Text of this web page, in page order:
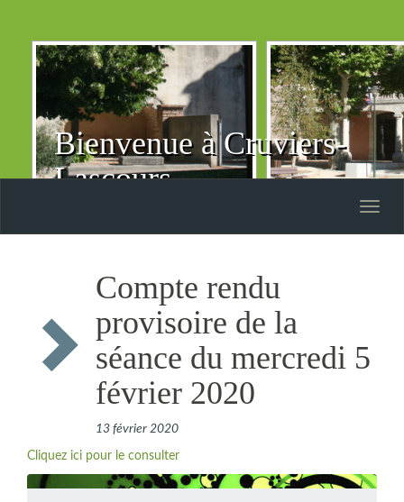
Bienvenue à Cruviers-
Lascours
Toggle
Compte rendu
provisoire de la
séance du mercredi 5
février 2020
13 février 2020
Cliquez ici pour le consulter